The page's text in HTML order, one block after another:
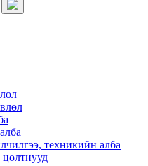
техникийн алба